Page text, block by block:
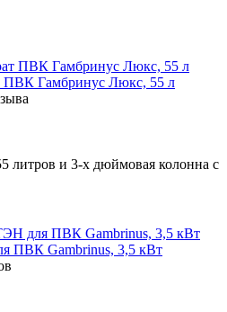
ПВК Гамбринус Люкс, 55 л
литров и 3-х дюймовая колонна с
ПВК Gambrinus, 3,5 кВт